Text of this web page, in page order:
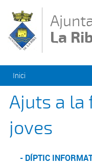
La
Esteu aquí
Inici
Ajuts a la
joves
- DÍPTIC